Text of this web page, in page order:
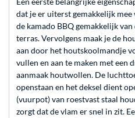
dat je er uiterst gemakkelijk mee
de kamado BBQ gemakkelijk
terras. Vervolgens maak je de
aan door het houtskoolmandje
vullen en aan te maken met een
aanmaak houtwollen. De
openstaan en het deksel dient
(vuurpot) van roestvast staal
zorgt dat de vlam er snel in zit.